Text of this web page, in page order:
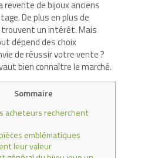
revente de bijoux anciens
De plus en plus de
un intérêt. Mais
dépend des choix
de réussir votre vente ?
bien connaître le marché.
Sommaire
acheteurs recherchent
emblématiques
leur valeur